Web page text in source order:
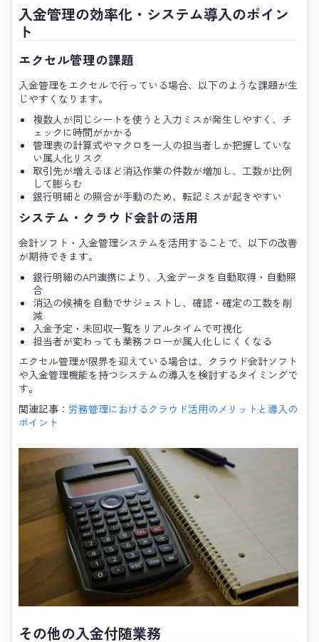
入金管理の効率化・システム導入のポイン
ト
エクセル管理の課題
入金管理をエクセルで行っている場合、以下のような課題が生
じやすくなります。
複数人が同じシートを使うと入力ミスが発生しやすく、チ
ェックに時間がかかる
管理表の計算式やマクロを一人の担当者しか把握していな
い属人化リスク
取引先が増えるほど消込作業の件数が増加し、工数が比例
して膨らむ
銀行明細との照合が手動のため、転記ミスが起きやすい
システム・クラウド会計の活用
会計ソフト・入金管理システムを活用することで、以下の改善
が期待できます。
銀行明細のAPI連携により、入金データを自動取得・自動照
合
消込の候補を自動でサジェストし、確認・確定の工数を削
減
入金予定・未回収一覧をリアルタイムで可視化
担当者が変わっても業務フローが属人化しにくくなる
エクセル管理が限界を迎えている場合は、クラウド会計ソフト
や入金管理機能を持つシステムの導入を検討するタイミングで
す。
関連記事： 労務管理におけるクラウド活用のメリットと導入の
ポイント
その他の入金付随業務